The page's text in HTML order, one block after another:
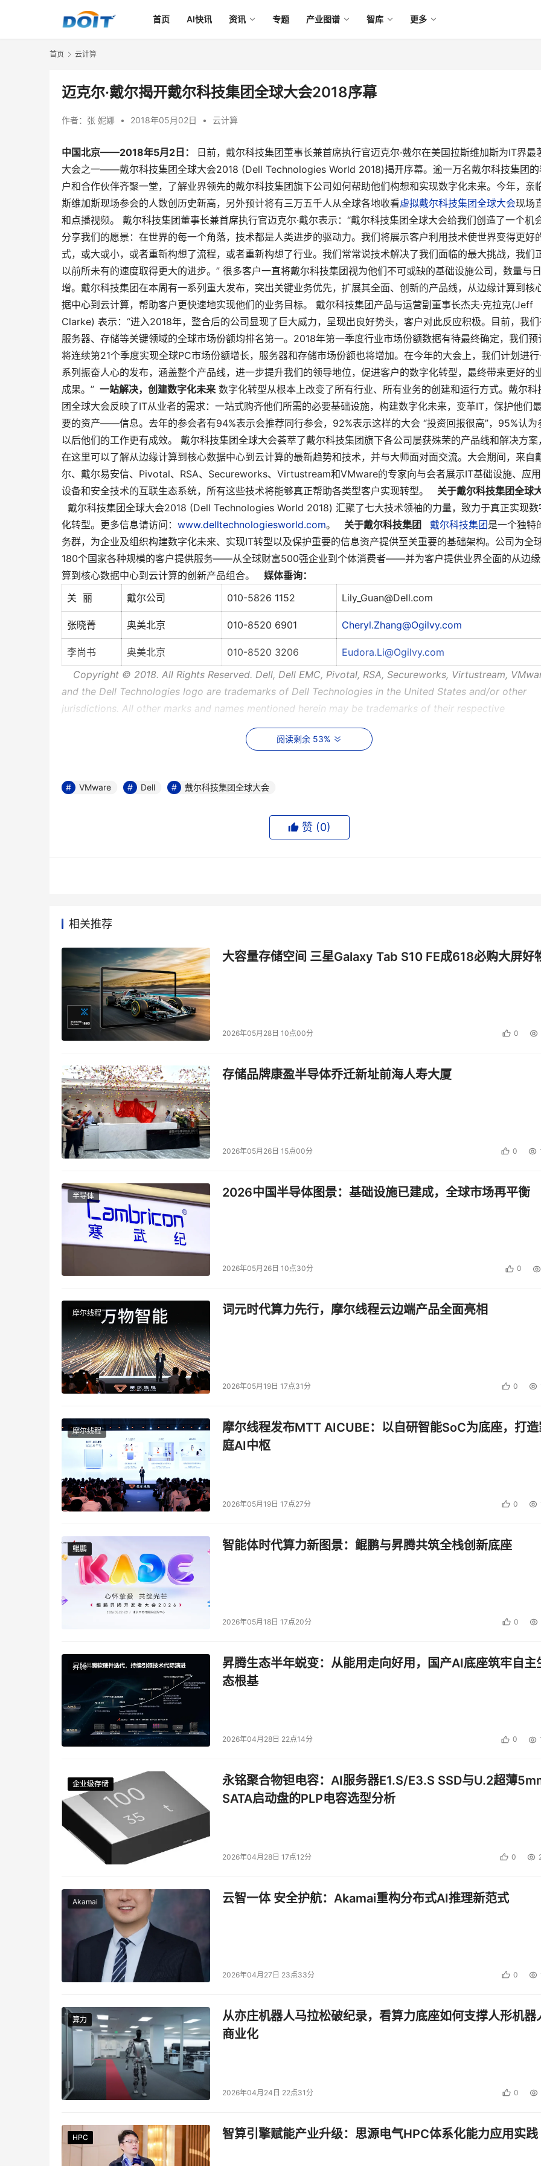
首页 AI快讯 资讯 专题 产业图谱 智库 更多
首页 云计算
迈克尔·戴尔揭开戴尔科技集团全球大会2018序幕
作者： 张 妮娜 • 2018年05月02日 • 云计算
中国北京——2018年5月 2 日：
日前，戴尔科技集团董事长兼首席执行官迈克尔·戴尔在美国拉斯维加斯为IT界最
大会之一——戴尔科技集团全球大会2018 (Dell Technologies World 2018)揭开序幕。逾一万名戴尔科技集团的
户和合作伙伴齐聚一堂，了解业界领先的戴尔科技集团旗下公司如何帮助他们构想和实现数字化未来。今年，亲
斯维加斯现场参会的人数创历史新高，另外预计将有三万五千人从全球各地收看虚拟戴尔科技集团全球大会现场
和点播视频。 戴尔科技集团董事长兼首席执行官迈克尔·戴尔表示：“戴尔科技集团全球大会给我们创造了一个机
分享我们的愿景：在世界的每一个角落，技术都是人类进步的驱动力。我们将展示客户利用技术使世界变得更好
式，或大或小，或者重新构想了流程，或者重新构想了行业。我们常常说技术解决了我们面临的最大挑战，我们
以前所未有的速度取得更大的进步。” 很多客户一直将戴尔科技集团视为他们不可或缺的基础设施公司，数量与
增。戴尔科技集团在本周有一系列重大发布，突出关键业务优先，扩展其全面、创新的产品线，从边缘计算到核
据中心到云计算，帮助客户更快速地实现他们的业务目标。 戴尔科技集团产品与运营副董事长杰夫·克拉克(Jeff
Clarke) 表示：“进入2018年，整合后的公司显现了巨大威力，呈现出良好势头，客户对此反应积极。目前，我们
服务器、存储等关键领域的全球市场份额均排名第一。2018年第一季度行业市场份额数据有待最终确定，我们预
将连续第21个季度实现全球PC市场份额增长，服务器和存储市场份额也将增加。在今年的大会上，我们计划进
系列振奋人心的发布，涵盖整个产品线，进一步提升我们的领导地位，促进客户的数字化转型，最终带来更好的
成果。” 一站解决，创建数字化未来数字化转型从根本上改变了所有行业、所有业务的创建和运行方式。戴尔科
团全球大会反映了IT从业者的需求：一站式购齐他们所需的必要基础设施，构建数字化未来，变革IT，保护他们
要的资产——信息。去年的参会者有94%表示会推荐同行参会，92%表示这样的大会 “投资回报很高”，95%认为
以后他们的工作更有成效。 戴尔科技集团全球大会荟萃了戴尔科技集团旗下各公司屡获殊荣的产品线和解决方案，
在这里可以了解从边缘计算到核心数据中心到云计算的最新趋势和技术，并与大师面对面交流。大会期间，来自
尔、戴尔易安信、Pivotal、RSA、Secureworks、Virtustream和VMware的专家向与会者展示IT基础设施、应用
设备和安全技术的互联生态系统，所有这些技术将能够真正帮助各类型客户实现转型。
关于戴尔科技集团全球
戴尔科技集团全球大会2018 (Dell Technologies World 2018) 汇聚了七大技术领袖的力量，致力于真正实现数
化转型。更多信息请访问： www.delltechnologiesworld.com。 关于戴尔科技集团 戴尔科技集团是一个独特
务群，为企业及组织构建数字化未来、实现IT转型以及保护重要的信息资产提供至关重要的基础架构。公司为全
180个国家各种规模的客户提供服务——从全球财富500强企业到个体消费者——并为客户提供业界全面的从边
算到核心数据中心到云计算的创新产品组合。 媒体垂询：
关 丽
戴尔公司 010-5826 1152 Lily_Guan@Dell.com
张晓菁 奥美北京 010-8520 6901 Cheryl.Zhang@Ogilvy.com
李尚书 奥美北京 010-8520 3206
Eudora.Li@Ogilvy.com
Copyright © 2018. All Rights Reserved. Dell, Dell EMC, Pivotal, RSA, Secureworks, Virtustream,
and the Dell Technologies logo are trademarks of Dell Technologies in the United States and/or other
jurisdictions. All other marks and names mentioned herein may be trademarks of their respective
Special Note on Forward-Looking Statements:
relate to future results and events are forward-looking statements within the meaning of Section 21E of
looking words as "anticipate," "believe," "confidence," "could," "estimate," "expect," "guidance," "intend,"
words or expressions that refer to future events or outcomes.
Dell Technologies' execution of its growth, business and acquisition strategies; the success of Dell
Technologies' cost efficiency measures; Dell Technologies' ability to manage solutions and products and
services transitions in an effective manner; Dell Technologies' ability to deliver high-quality products
services; Dell Technologies' foreign operations and ability to generate substantial non-U.S.net revenue;
Technologies' product, customer, and geographic sales mix, and seasonal sales trends; the performance
Dell Technologies' sales channel partners; access to the capital markets by Dell Technologies or its
customers; weak economic conditions and additional regulation; counterparty default risks; the loss by
to perform such contracts at its estimated costs; Dell Technologies' ability to develop and protect its
proprietary intellectual property or obtain licenses to intellectual property developed by others on
commercially reasonable and competitive terms; infrastructure disruptions, cyberattacks, or other data
security breaches; Dell Technologies' ability to hedge effectively its exposure to fluctuations in foreign
currency exchange rates and interest rates; expiration of tax holidays or favorable tax rate structures, or
unfavorable outcomes in tax audits and other tax compliance matters; impairment of portfolio
result of Dell Technologies operation as a public company; Dell Technologies' ability to develop and
maintain effective internal control over financial reporting; compliance requirements of changing
environmental and safety laws; the effect of armed hostilities, terrorism, natural disasters, and public
issues; the impact of the financial performance of VMware; and the market volatility of Dell Technologies'
pension plan assets. This list of risks, uncertainties, and other factors is not complete. Dell Technologies
discusses some of these matters more fully, as well as certain risk factors that could affect the Dell
Securities and Exchange Commission, including Dell Technologies' Annual Report on Form 10-K for the
fiscal year ended February 3, 2017, quarterly reports on Form 10-Q, and current reports on Form 8-K.
filings are available for review through the Securities and Exchange Commission's website at
Any or all forward-looking statements Dell Technologies makes may turn out to be wrong and can be
affected by inaccurate assumptions Dell Technologies might make or by known or unknown risks,
uncertainties and other factors, including those identified in this press release. Accordingly, you should
its date. Dell Technologies does not undertake to update, and expressly disclaims any duty to update,
forward-looking statements, whether as a result of circumstances or events that arise after the date
are made, new information, or otherwise.
阅读剩余 53%
本文来源于DOIT传媒，文章内容仅供参考，不构成投资建议。
VMware Dell 戴尔科技集团全球大会
赞 (0)
相关推荐
大容量存储空间 三星Galaxy Tab S10 FE成618必购大屏好
2026年05月28日 10点00分 0
存储品牌康盈半导体乔迁新址前海人寿大厦
2026年05月26日 15点00分 0
半导体 2026中国半导体图景：基础设施已建成，全球市场再平衡
2026年05月26日 10点30分 0
摩尔线程 词元时代算力先行，摩尔线程云边端产品全面亮相
2026年05月19日 17点31分 0
摩尔线程
摩尔线程发布MTT AICUBE：以自研智能SoC为底座，打
庭AI中枢
2026年05月19日 17点27分 0
鲲鹏
鲲鹏 智能体时代算力新图景：鲲鹏与昇腾共筑全栈创新底座
2026年05月18日 17点20分 0
昇腾
昇腾生态半年蜕变：从能用走向好用，国产AI底座筑牢自主
态根基
2026年04月28日 22点14分 0
企业级存储
企业级存储
企业级存储
企业级存储
永铭聚合物钽电容：AI服务器E1.S/E3.S SSD与U.2超薄
SATA启动盘的PLP电容选型分析
2026年04月28日 17点12分 0
Akamai 云智一体 安全护航：Akamai重构分布式AI推理新范式
2026年04月27日 23点33分 0
算力
算力
从亦庄机器人马拉松破纪录，看算力底座如何支撑人形机器
商业化
2026年04月24日 22点31分 0
HPC
HPC
HPC
HPC
HPC
HPC 智算引擎赋能产业升级：思源电气HPC体系化能力应用实践